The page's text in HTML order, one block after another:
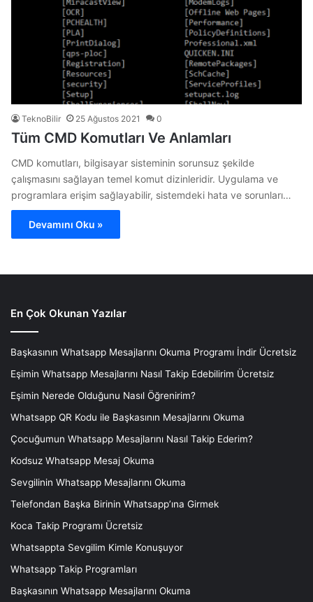
TeknoBilir 25 Ağustos 2021 0
Tüm CMD Komutları Ve Anlamları
CMD komutları, bilgisayar sisteminin sorunsuz şekilde
çalışmasını sağlayan temel komut dizinleridir. Uygulama ve
programlara erişim sağlayabilir, sistemdeki hata ve sorunları…
Devamını Oku »
En Çok Okunan Yazılar
Başkasının Whatsapp Mesajlarını Okuma Programı İndir Ücretsiz
Eşimin Whatsapp Mesajlarını Nasıl Takip Edebilirim Ücretsiz
Eşimin Nerede Olduğunu Nasıl Öğrenirim?
Whatsapp QR Kodu ile Başkasının Mesajlarını Okuma
Çocuğumun Whatsapp Mesajlarını Nasıl Takip Ederim?
Kodsuz Whatsapp Mesaj Okuma
Sevgilinin Whatsapp Mesajlarını Okuma
Telefondan Başka Birinin Whatsapp’ına Girmek
Koca Takip Programı Ücretsiz
Whatsappta Sevgilim Kimle Konuşuyor
Whatsapp Takip Programları
Başkasının Whatsapp Mesajlarını Okuma